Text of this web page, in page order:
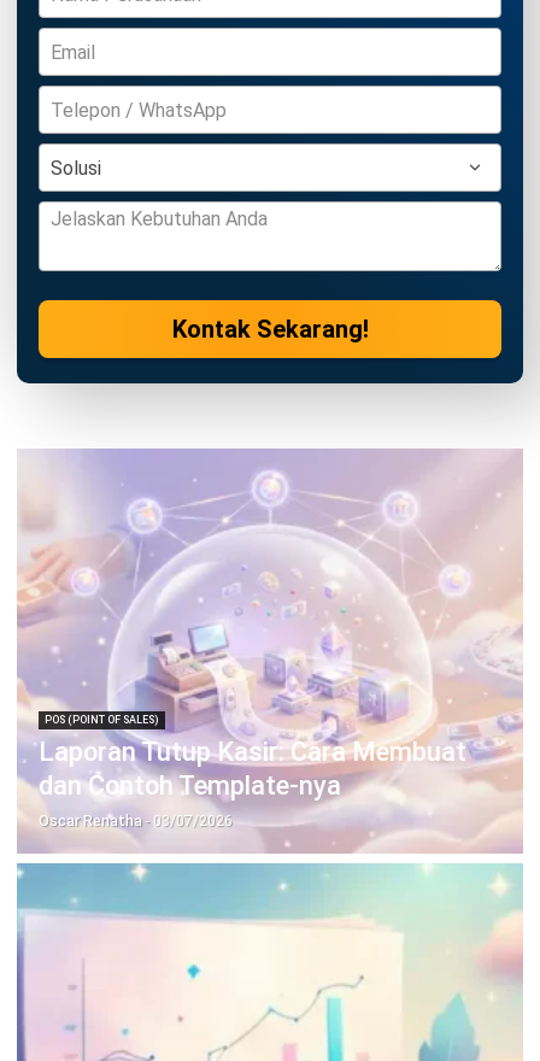
Kontak Sekarang!
POS (POINT OF SALES)
Laporan Tutup Kasir: Cara Membuat
dan Contoh Template-nya
Oscar Renatha - 03/07/2026